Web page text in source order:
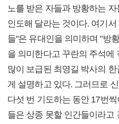
노를 받은 자들과 방황하는
인도해 달라는 것이다. 여기
들"은 유대인을 의미하며 "방
을 의미한다고 꾸란의 주석에
많이 보급된 최영길 박사의
게 설명하고 있다. 그러므로
다섯 번 기도하는 동안 17번
들은 상종 못할 인간들이라고